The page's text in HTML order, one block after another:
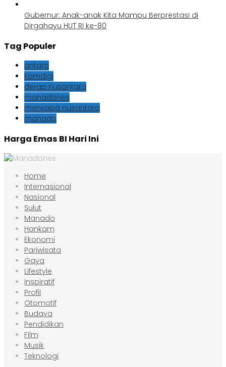
Gubernur: Anak-anak Kita Mampu Berprestasi di
Dirgahayu HUT RI ke-80
Tag Populer
antara
komdigi
derap nusantara
manadones
menyapa nusantara
manado
Harga Emas BI Hari Ini
Home
Internasional
Nasional
Sulut
Manado
Hankam
Ekonomi
Pariwisata
Gaya
Lifestyle
Inspiratif
Profil
Otomotif
Budaya
Pendidikan
Film
Musik
Teknologi